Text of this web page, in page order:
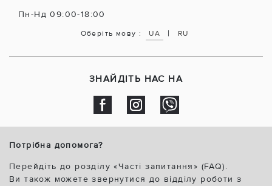
Пн-Нд 09:00-18:00
Оберіть мову : UA | RU
ЗНАЙДІТЬ НАС НА
Потрібна допомога?
Перейдіть до розділу «Часті запитання» (FAQ).
Ви також можете звернутися до відділу роботи з